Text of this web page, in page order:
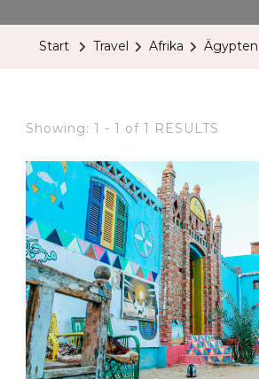
Start Travel Afrika Ägypten
Showing: 1 - 1 of 1 RESULTS